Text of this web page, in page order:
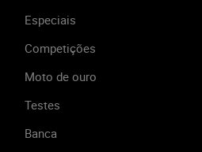
Especiais
Competições
Moto de ouro
Testes
Banca